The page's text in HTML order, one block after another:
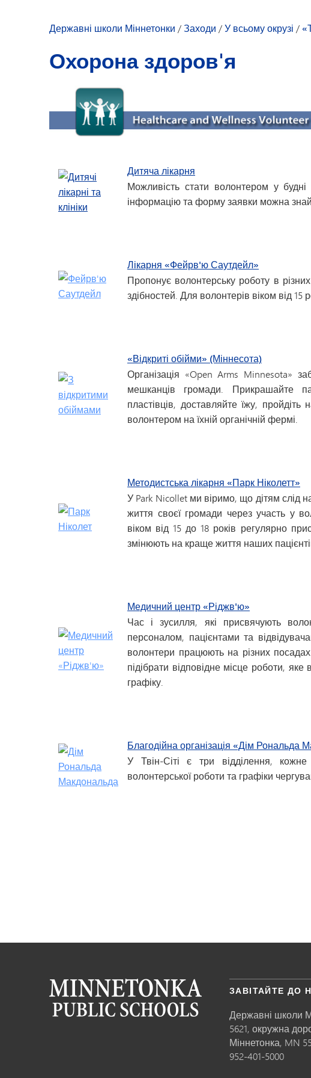
Державні школи Міннетонки /Заходи /У всьому окрузі /
Охорона здоров'я
Дитяча лікарня
Можливість стати волонтером у
інформацію та форму заявки можна
Лікарня «Фейрв'ю Саутдейл»
Пропонує волонтерську роботу в
здібностей. Для волонтерів віком від 15
«Відкриті обійми» (Міннесота)
Організація «Open Arms Minnesota»
мешканців громади. Прикрашайте
пластівців, доставляйте їжу,
волонтером на їхній органічній фермі.
Методистська лікарня «Парк Ніколетт»
У Park Nicollet ми віримо, що дітям слід
життя своєї громади через участь у
віком від 15 до 18 років регулярно
змінюють на краще життя наших
Медичний центр «Ріджв'ю»
Час і зусилля, які присвячують
персоналом, пацієнтами та
волонтери працюють на різних
підібрати відповідне місце роботи,
графіку.
Благодійна організація «Дім Рональда
У Твін-Сіті є три відділення,
волонтерської роботи та графіки
ЗАВІТАЙТЕ ДО
Державні школи
5621, окружна
Міннетонка, MN
952-401-5000